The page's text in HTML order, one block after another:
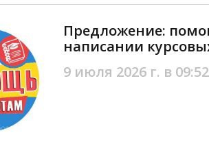
Предложение:
написании
9 июля 2026 г. в 09:52